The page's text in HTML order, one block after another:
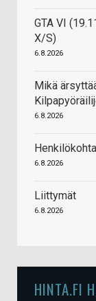
GTA VI
X/S)
6.8.2026
Mikä
6.8.2026
6.8.2026
Liittymät
6.8.2026
HINTA.FI